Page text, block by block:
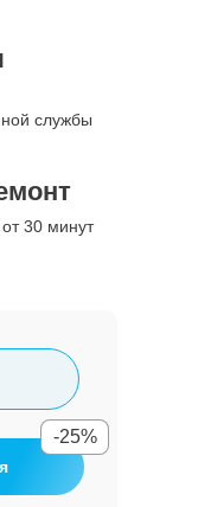
службы
30 минут
-25%